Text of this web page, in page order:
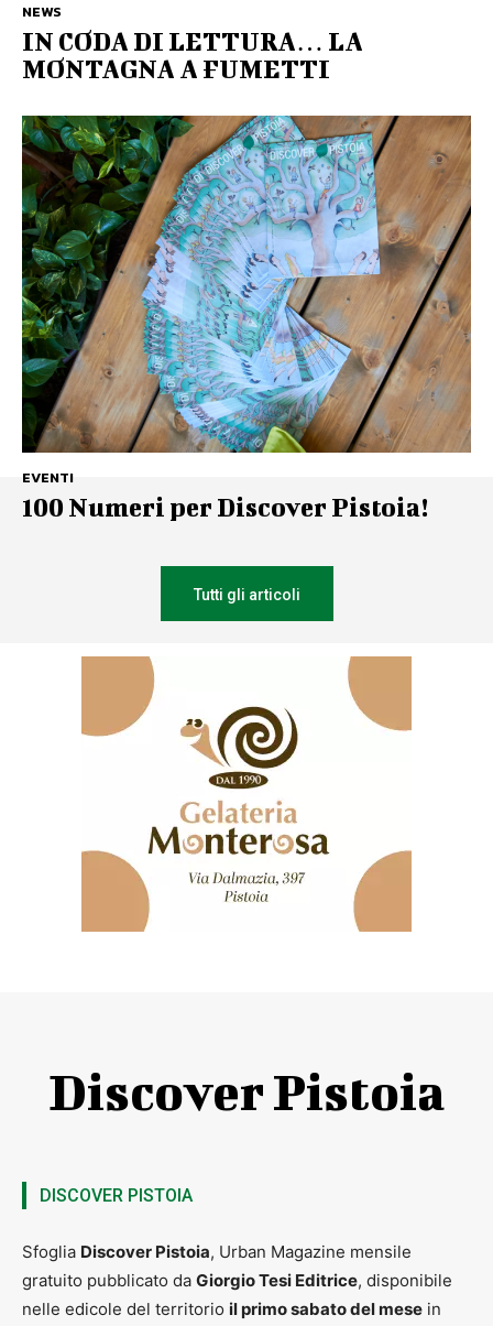
NEWS
IN CODA DI LETTURA… LA
MONTAGNA A FUMETTI
EVENTI
100 Numeri per Discover Pistoia!
Tutti gli articoli
Discover Pistoia
DISCOVER PISTOIA
Sfoglia Discover Pistoia, Urban Magazine mensile
gratuito pubblicato da Giorgio Tesi Editrice, disponibile
nelle edicole del territorio il primo sabato del mese in